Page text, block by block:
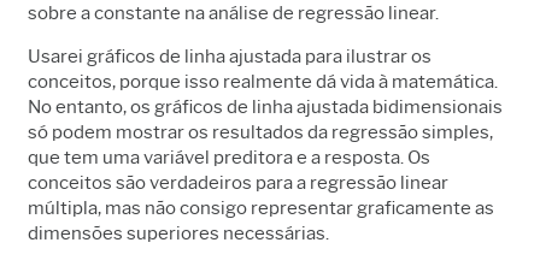
sobre a constante na análise de regressão linear.
Usarei gráficos de linha ajustada para ilustrar os
conceitos, porque isso realmente dá vida à matemática.
No entanto, os gráficos de linha ajustada bidimensionais
só podem mostrar os resultados da regressão simples,
que tem uma variável preditora e a resposta. Os
conceitos são verdadeiros para a regressão linear
múltipla, mas não consigo representar graficamente as
dimensões superiores necessárias.